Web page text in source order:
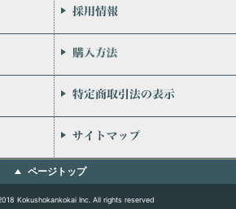
お問い合わせ
個人情報保護方針
リンク
ページトップ
Kokushokankokai Inc. All rights reserved